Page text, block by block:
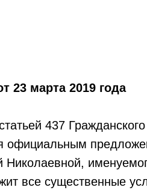
23 марта 2019 года
437
официальным
Николаевной,
все существенные